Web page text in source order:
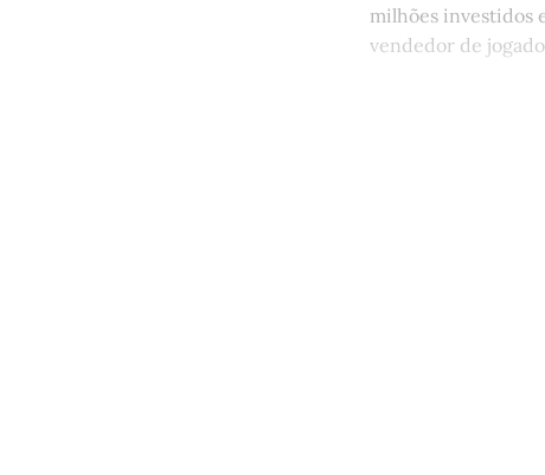
milhões investidos
vendedor de